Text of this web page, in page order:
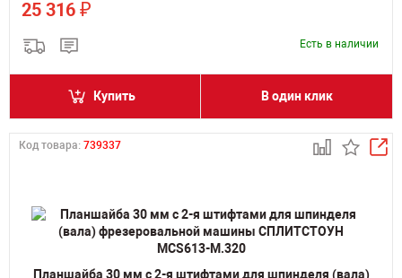
25 316 ₽
Есть в наличии
Купить В один клик
Код товара: 739337
Планшайба 30 мм с 2-я штифтами для шпинделя (вала)